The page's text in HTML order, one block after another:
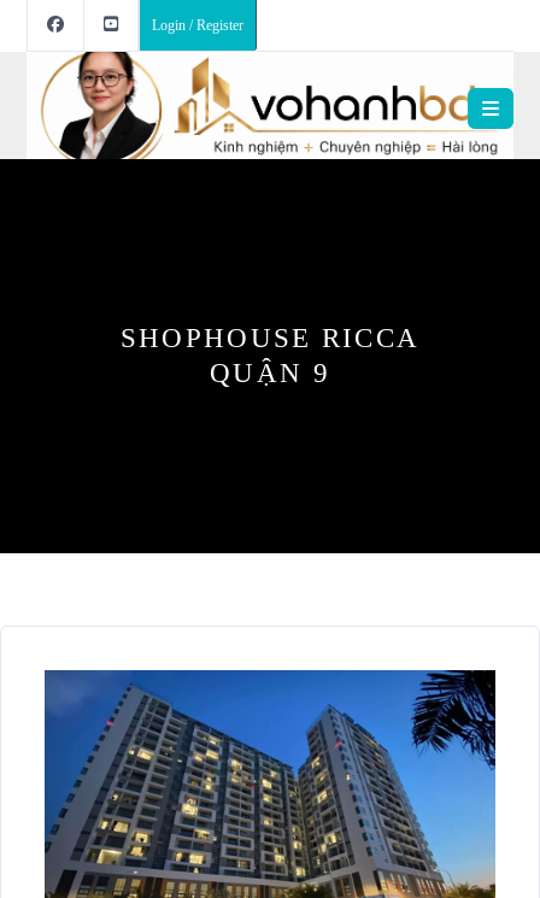
Login / Register
SHOPHOUSE RICCA
QUẬN 9